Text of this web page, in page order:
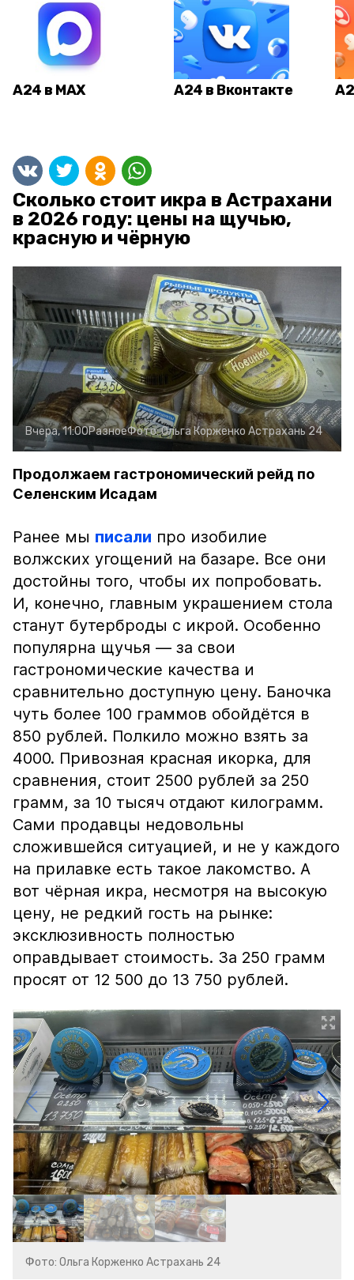
А24 в MAX А24 в Вконтакте
Сколько стоит икра в Астрахани
в 2026 году: цены на щучью,
красную и чёрную
Вчера, 11:00РазноеФото:Ольга Корженко Астрахань 24
Продолжаем гастрономический рейд по
Селенским Исадам
Ранее мы писали про изобилие
волжских угощений на базаре. Все они
достойны того, чтобы их попробовать.
И, конечно, главным украшением стола
станут бутерброды с икрой. Особенно
популярна щучья — за свои
гастрономические качества и
сравнительно доступную цену. Баночка
чуть более 100 граммов обойдётся в
850 рублей. Полкило можно взять за
4000. Привозная красная икорка, для
сравнения, стоит 2500 рублей за 250
грамм, за 10 тысяч отдают килограмм.
Сами продавцы недовольны
сложившейся ситуацией, и не у каждого
на прилавке есть такое лакомство. А
вот чёрная икра, несмотря на высокую
цену, не редкий гость на рынке:
эксклюзивность полностью
оправдывает стоимость. За 250 грамм
просят от 12 500 до 13 750 рублей.
Фото: Ольга Корженко Астрахань 24